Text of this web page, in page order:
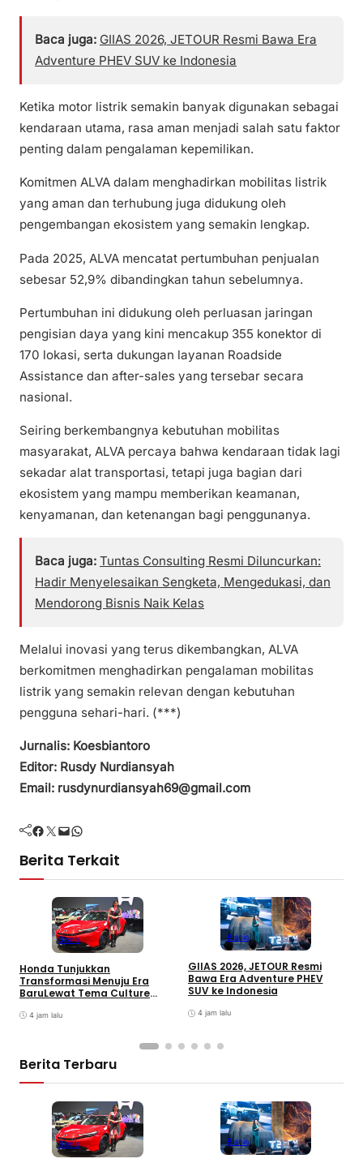
Baca juga: GIIAS 2026, JETOUR Resmi Bawa Era
Adventure PHEV SUV ke Indonesia
Ketika motor listrik semakin banyak digunakan sebagai
kendaraan utama, rasa aman menjadi salah satu faktor
penting dalam pengalaman kepemilikan.
Komitmen ALVA dalam menghadirkan mobilitas listrik
yang aman dan terhubung juga didukung oleh
pengembangan ekosistem yang semakin lengkap.
Pada 2025, ALVA mencatat pertumbuhan penjualan
sebesar 52,9% dibandingkan tahun sebelumnya.
Pertumbuhan ini didukung oleh perluasan jaringan
pengisian daya yang kini mencakup 355 konektor di
170 lokasi, serta dukungan layanan Roadside
Assistance dan after-sales yang tersebar secara
nasional.
Seiring berkembangnya kebutuhan mobilitas
masyarakat, ALVA percaya bahwa kendaraan tidak lagi
sekadar alat transportasi, tetapi juga bagian dari
ekosistem yang mampu memberikan keamanan,
kenyamanan, dan ketenangan bagi penggunanya.
Baca juga: Tuntas Consulting Resmi Diluncurkan:
Hadir Menyelesaikan Sengketa, Mengedukasi, dan
Mendorong Bisnis Naik Kelas
Melalui inovasi yang terus dikembangkan, ALVA
berkomitmen menghadirkan pengalaman mobilitas
listrik yang semakin relevan dengan kebutuhan
pengguna sehari-hari. (***)
Jurnalis: Koesbiantoro
Editor: Rusdy Nurdiansyah
Email: rusdynurdiansyah69@gmail.com
Facebook Twitter Mail WhatsApp
Berita Terkait
Bisnis
Honda Tunjukkan
Transformasi Menuju Era
BaruLewat Tema Culture
4 jam lalu
Bisnis
GIIAS 2026, JETOUR Resmi
Bawa Era Adventure PHEV
SUV ke Indonesia
4 jam lalu
Berita Terbaru
Bisnis Bisnis